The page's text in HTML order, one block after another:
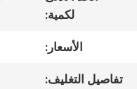
مراقبة
الجودة
لكمية:
الأسعار:
تفاصيل التغليف: